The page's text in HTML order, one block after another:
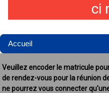
ci
Accueil
Veuillez encoder le matricule
de rendez-vous pour la réunion
ne pourrez vous connecter